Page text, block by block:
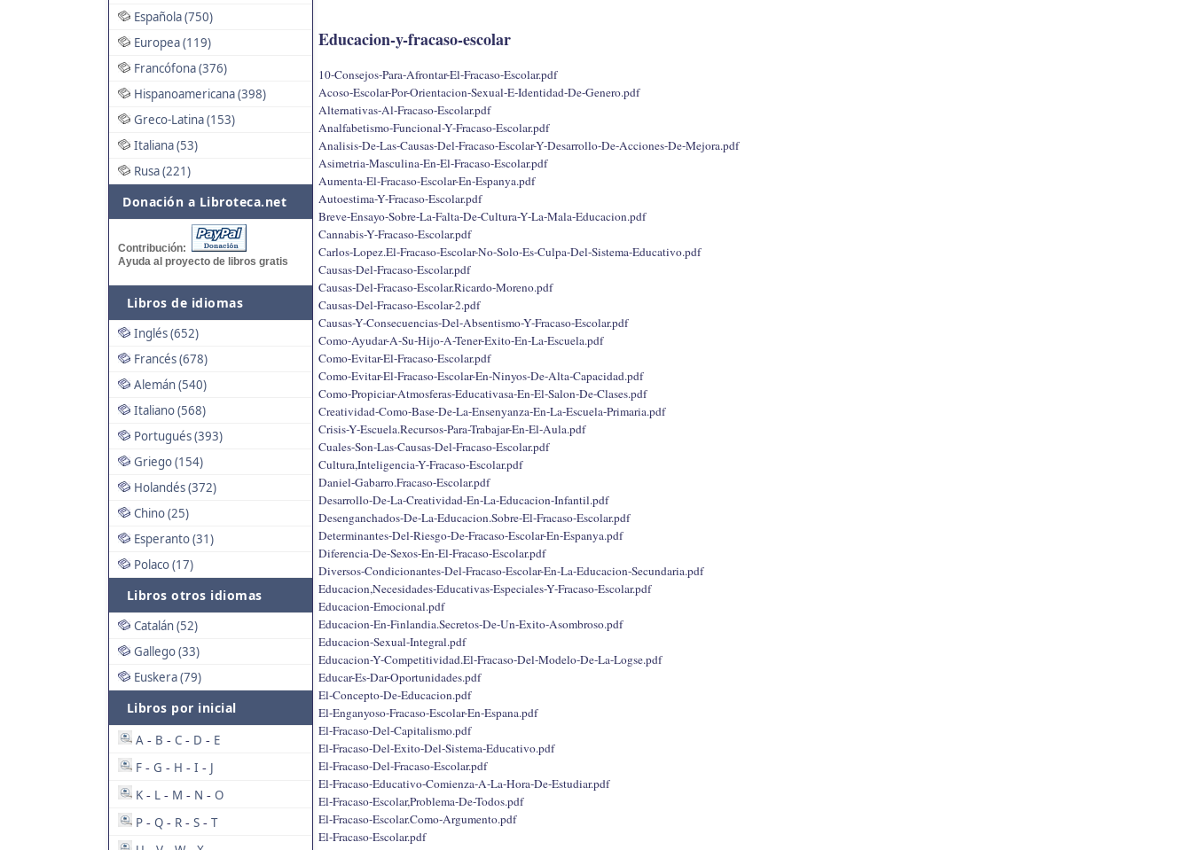
Española (750)
Europea (119)
Francófona (376)
Hispanoamericana (398)
Greco-Latina (153)
Italiana (53)
Rusa (221)
Donación a Libroteca.net
Contribución:
Ayuda al proyecto de libros gratis
Libros de idiomas
Inglés (652)
Francés (678)
Alemán (540)
Italiano (568)
Portugués (393)
Griego (154)
Holandés (372)
Chino (25)
Esperanto (31)
Polaco (17)
Libros otros idiomas
Catalán (52)
Gallego (33)
Euskera (79)
Libros por inicial
A - B - C - D - E
F - G - H - I - J
K - L - M - N - O
P - Q - R - S - T
Educacion-y-fracaso-escolar
10-Consejos-Para-Afrontar-El-Fracaso-Escolar.pdf
Acoso-Escolar-Por-Orientacion-Sexual-E-Identidad-De-Genero.pdf
Alternativas-Al-Fracaso-Escolar.pdf
Analfabetismo-Funcional-Y-Fracaso-Escolar.pdf
Analisis-De-Las-Causas-Del-Fracaso-Escolar-Y-Desarrollo-De-Acciones-De-Mejora.pdf
Asimetria-Masculina-En-El-Fracaso-Escolar.pdf
Aumenta-El-Fracaso-Escolar-En-Espanya.pdf
Autoestima-Y-Fracaso-Escolar.pdf
Breve-Ensayo-Sobre-La-Falta-De-Cultura-Y-La-Mala-Educacion.pdf
Cannabis-Y-Fracaso-Escolar.pdf
Carlos-Lopez.El-Fracaso-Escolar-No-Solo-Es-Culpa-Del-Sistema-Educativo.pdf
Causas-Del-Fracaso-Escolar.pdf
Causas-Del-Fracaso-Escolar.Ricardo-Moreno.pdf
Causas-Del-Fracaso-Escolar-2.pdf
Causas-Y-Consecuencias-Del-Absentismo-Y-Fracaso-Escolar.pdf
Como-Ayudar-A-Su-Hijo-A-Tener-Exito-En-La-Escuela.pdf
Como-Evitar-El-Fracaso-Escolar.pdf
Como-Evitar-El-Fracaso-Escolar-En-Ninyos-De-Alta-Capacidad.pdf
Como-Propiciar-Atmosferas-Educativasa-En-El-Salon-De-Clases.pdf
Creatividad-Como-Base-De-La-Ensenyanza-En-La-Escuela-Primaria.pdf
Crisis-Y-Escuela.Recursos-Para-Trabajar-En-El-Aula.pdf
Cuales-Son-Las-Causas-Del-Fracaso-Escolar.pdf
Cultura,Inteligencia-Y-Fracaso-Escolar.pdf
Daniel-Gabarro.Fracaso-Escolar.pdf
Desarrollo-De-La-Creatividad-En-La-Educacion-Infantil.pdf
Desenganchados-De-La-Educacion.Sobre-El-Fracaso-Escolar.pdf
Determinantes-Del-Riesgo-De-Fracaso-Escolar-En-Espanya.pdf
Diferencia-De-Sexos-En-El-Fracaso-Escolar.pdf
Diversos-Condicionantes-Del-Fracaso-Escolar-En-La-Educacion-Secundaria.pdf
Educacion,Necesidades-Educativas-Especiales-Y-Fracaso-Escolar.pdf
Educacion-Emocional.pdf
Educacion-En-Finlandia.Secretos-De-Un-Exito-Asombroso.pdf
Educacion-Sexual-Integral.pdf
Educacion-Y-Competitividad.El-Fracaso-Del-Modelo-De-La-Logse.pdf
Educar-Es-Dar-Oportunidades.pdf
El-Concepto-De-Educacion.pdf
El-Enganyoso-Fracaso-Escolar-En-Espana.pdf
El-Fracaso-Del-Capitalismo.pdf
El-Fracaso-Del-Exito-Del-Sistema-Educativo.pdf
El-Fracaso-Del-Fracaso-Escolar.pdf
El-Fracaso-Educativo-Comienza-A-La-Hora-De-Estudiar.pdf
El-Fracaso-Escolar,Problema-De-Todos.pdf
El-Fracaso-Escolar.Como-Argumento.pdf
El-Fracaso-Escolar.pdf